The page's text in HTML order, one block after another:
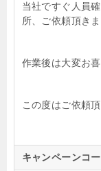
当社ですぐ人員
所、ご依頼頂きま
作業後は大変お
この度はご依頼
キャンペーンコ